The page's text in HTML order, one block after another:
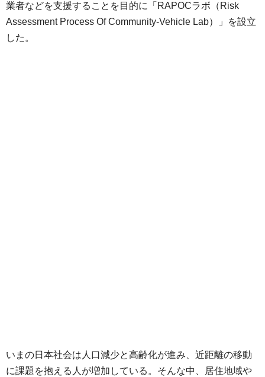
業者などを支援することを目的に「RAPOCラボ（Risk
Assessment Process Of Community-Vehicle Lab）」を設立
した。
いまの日本社会は人口減少と高齢化が進み、近距離の移動
に課題を抱える人が増加している。そんな中、居住地域や